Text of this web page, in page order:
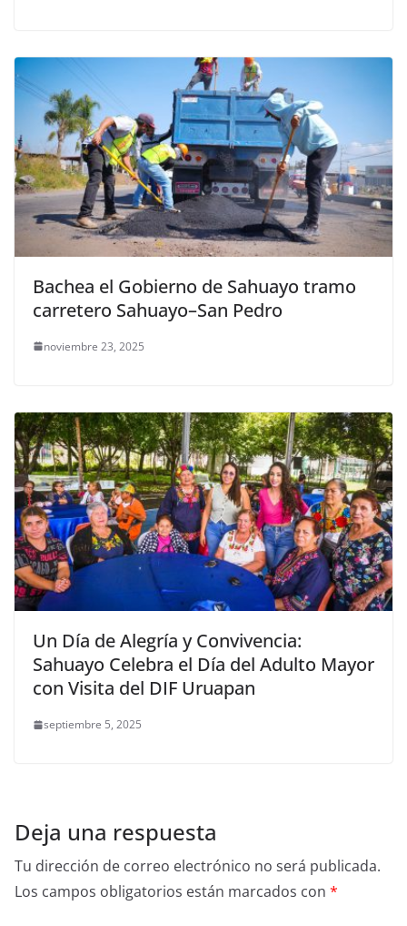
Bachea el Gobierno de Sahuayo tramo
carretero Sahuayo–San Pedro
noviembre 23, 2025
Un Día de Alegría y Convivencia:
Sahuayo Celebra el Día del Adulto Mayor
con Visita del DIF Uruapan
septiembre 5, 2025
Deja una respuesta
Tu dirección de correo electrónico no será publicada.
Los campos obligatorios están marcados con *